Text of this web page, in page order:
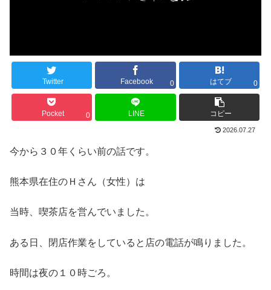
Twitter Facebook 0 はてブ 0
Pocket 0 LINE コピー
2026.07.27
今から３０年くらい前の話です。
熊本県在住のＨさん（女性）は
当時、喫茶店を営んでいました。
ある日、閉店作業をしていると店の電話が鳴りました。
時間は夜の１０時ごろ。